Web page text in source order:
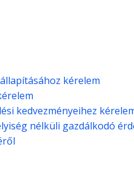
kérelem
kedvezményeihez
nélküli gazdálkodó